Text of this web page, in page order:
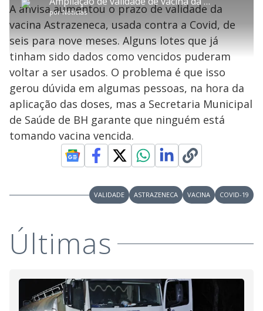
l
a
y
V
i
d
e
o
porNotícias
t
a
r
0
e
g
n
d
s
n
ç
a
1
s
e
u
n
o
M
u
o
.
4
0
%
l
s
c
r
e
n
i
l
A anvisa aumentou o prazo de validade da
vacina Astrazeneca, usada contra a Covid, de
seis para nove meses. Alguns lotes que já
tinham sido dados como vencidos puderam
voltar a ser usados. O problema é que isso
gerou dúvida em algumas pessoas, na hora da
aplicação das doses, mas a Secretaria Municipal
de Saúde de BH garante que ninguém está
tomando vacina vencida.
VALIDADE ASTRAZENECA VACINA COVID-19
Últimas